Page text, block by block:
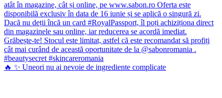
🔥 ✨ Uneori nu ai nevoie de ingrediente complicate